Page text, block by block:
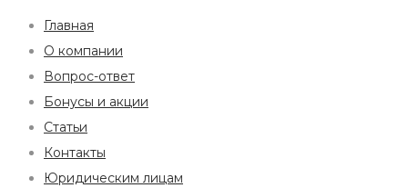
Главная
О компании
Вопрос-ответ
Бонусы и акции
Статьи
Контакты
Юридическим лицам